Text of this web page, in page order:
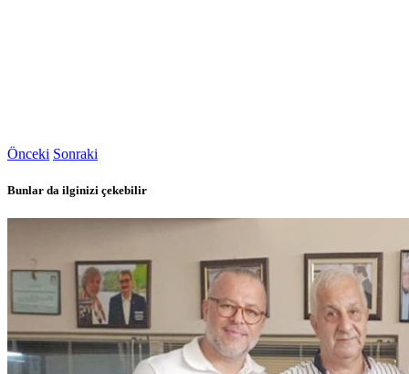
Önceki Sonraki
Bunlar da ilginizi çekebilir